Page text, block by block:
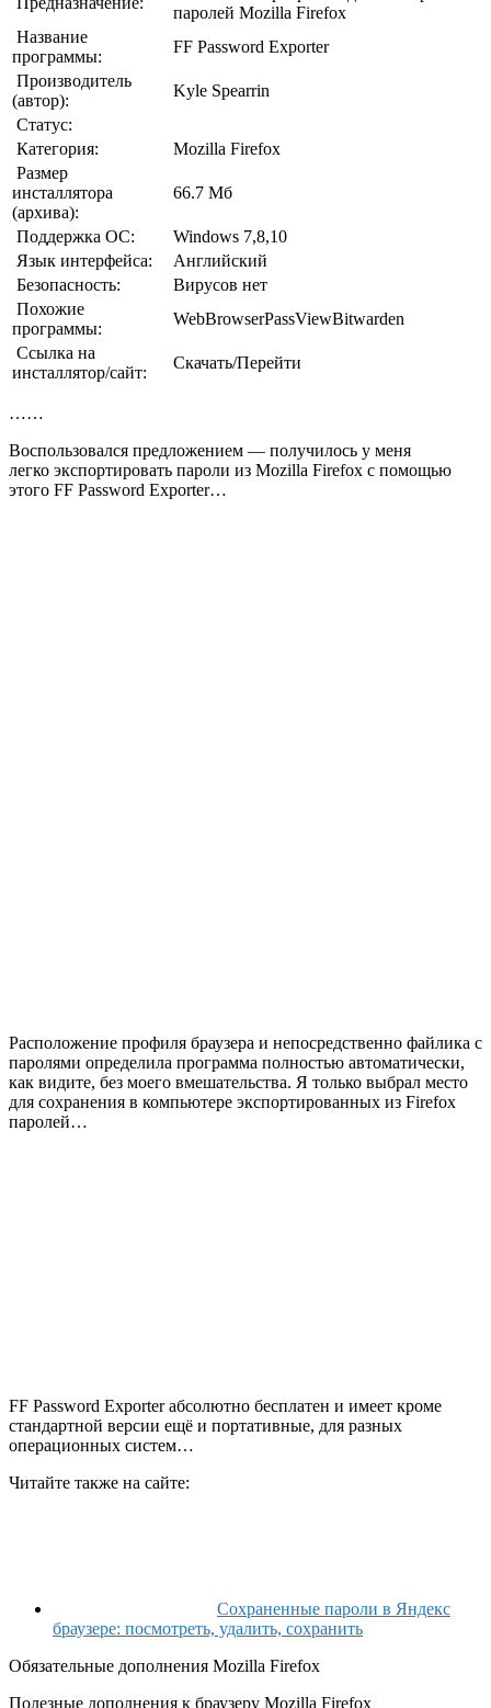
паролей Mozilla Firefox
Название
программы:
FF Password Exporter
Производитель
(автор):
Kyle Spearrin
Статус:
Категория:
Mozilla Firefox
Размер
инсталлятора
(архива):
66.7 Мб
Поддержка ОС:
Windows 7,8,10
Язык интерфейса:
Английский
Безопасность:
Вирусов нет
Похожие
программы:
WebBrowserPassViewBitwarden
Ссылка на
инсталлятор/сайт:
Скачать/Перейти
……
Воспользовался предложением — получилось у меня
легко экспортировать пароли из Mozilla Firefox с помощью
этого FF Password Exporter…
Расположение профиля браузера и непосредственно файлика с
паролями определила программа полностью автоматически,
как видите, без моего вмешательства. Я только выбрал место
для сохранения в компьютере экспортированных из Firefox
паролей…
FF Password Exporter абсолютно бесплатен и имеет кроме
стандартной версии ещё и портативные, для разных
операционных систем…
Читайте также на сайте:
Сохраненные пароли в Яндекс
браузере: посмотреть, удалить, сохранить
Обязательные дополнения Mozilla Firefox
Полезные дополнения к браузеру Mozilla Firefox